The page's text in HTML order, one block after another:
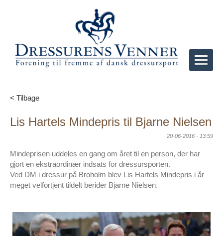
< Tilbage
Lis Hartels Mindepris til Bjarne Nielsen
20-06-2016 - 13:59
Mindeprisen uddeles en gang om året til en person, der har
gjort en ekstraordinær indsats for dressursporten.
Ved DM i dressur på Broholm blev Lis Hartels Mindepris i år
meget velfortjent tildelt berider Bjarne Nielsen.